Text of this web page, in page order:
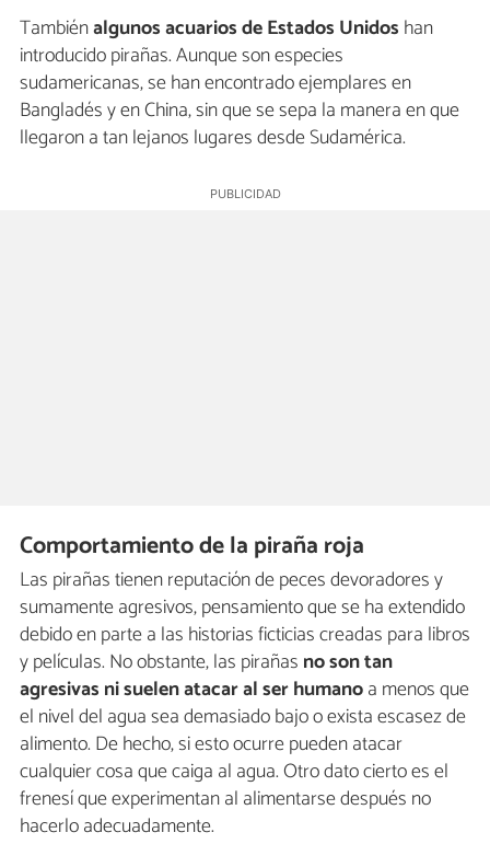
Tambiénalgunos acuarios de Estados Unidos han
introducido pirañas. Aunque son especies
sudamericanas, se han encontrado ejemplares en
Bangladés y en China, sin que se sepa la manera en que
llegaron a tan lejanos lugares desde Sudamérica.
Comportamiento de la piraña roja
Las pirañas tienen reputación de peces devoradores y
sumamente agresivos, pensamiento que se ha extendido
debido en parte a las historias ficticias creadas para libros
y películas. No obstante, las pirañas no son tan
agresivas ni suelen atacar al ser humanoa menos que
el nivel del agua sea demasiado bajo o exista escasez de
alimento. De hecho, si esto ocurre pueden atacar
cualquier cosa que caiga al agua. Otro dato cierto es el
frenesí que experimentan al alimentarse después no
hacerlo adecuadamente.